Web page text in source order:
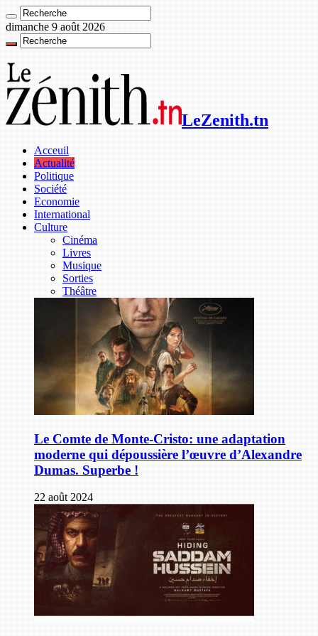
dimanche 9 août 2026
LeZenith.tn
Acceuil
Actualité
Politique
Société
Economie
International
Culture
Cinéma
Livres
Musique
Sorties
Théâtre
Le Comte de Monte-Cristo: une adaptation
moderne qui dépoussière l’œuvre d’Alexandre
Dumas. Superbe !
22 août 2024